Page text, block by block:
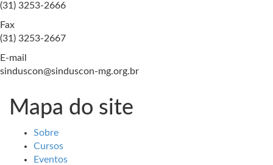
(31) 3253-2666
Fax
(31) 3253-2667
E-mail
sinduscon@sinduscon-mg.org.br
Mapa do site
Sobre
Cursos
Eventos